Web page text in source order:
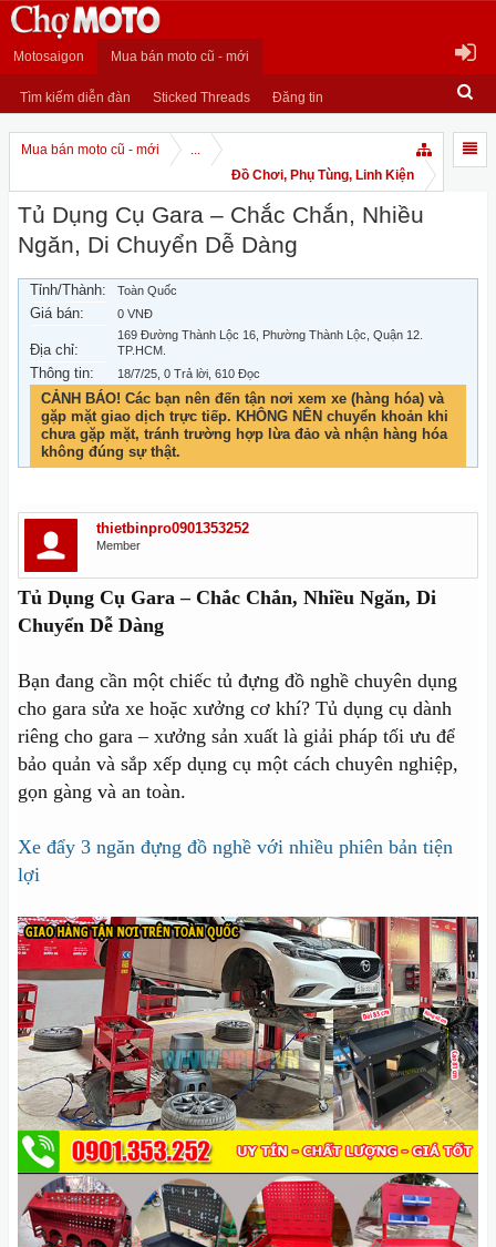
Motosaigon Mua bán moto cũ - mới
Tìm kiếm diễn đàn Sticked Threads Đăng tin
Mua bán moto cũ - mới
...
Đồ Chơi, Phụ Tùng, Linh Kiện
Tủ Dụng Cụ Gara – Chắc Chắn, Nhiều
Ngăn, Di Chuyển Dễ Dàng
Tỉnh/Thành: Toàn Quốc
Giá bán: 0 VNĐ
Địa chỉ:
169 Đường Thành Lộc 16, Phường Thành Lộc, Quận 12.
TP.HCM.
Thông tin: 18/7/25 , 0 Trả lời, 610 Đọc
CẢNH BÁO! Các bạn nên đến tận nơi xem xe (hàng hóa) và
gặp mặt giao dịch trực tiếp. KHÔNG NÊN chuyển khoản khi
chưa gặp mặt, tránh trường hợp lừa đảo và nhận hàng hóa
không đúng sự thật.
thietbinpro0901353252
Member
Tủ Dụng Cụ Gara – Chắc Chắn, Nhiều Ngăn, Di
Chuyển Dễ Dàng
Bạn đang cần một chiếc tủ đựng đồ nghề chuyên dụng
cho gara sửa xe hoặc xưởng cơ khí? Tủ dụng cụ dành
riêng cho gara – xưởng sản xuất là giải pháp tối ưu để
bảo quản và sắp xếp dụng cụ một cách chuyên nghiệp,
gọn gàng và an toàn.
Xe đẩy 3 ngăn đựng đồ nghề với nhiều phiên bản tiện
lợi